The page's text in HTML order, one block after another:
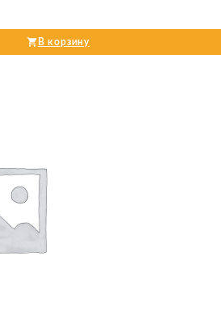
В корзину